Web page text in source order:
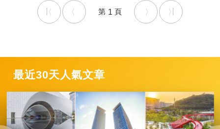
1
最近30天人氣文章